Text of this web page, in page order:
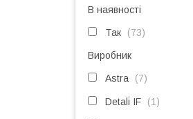
В наявності
Так 73
Виробник
Astra 7
Detali IF 1